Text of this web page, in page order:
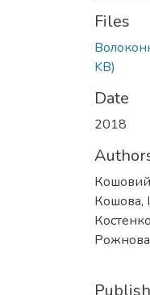
Files
KB)
Date
2018
Кошова,